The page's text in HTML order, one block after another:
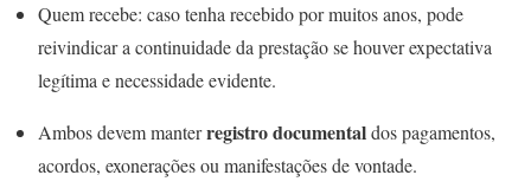
Quem recebe: caso tenha recebido por muitos anos, pode
reivindicar a continuidade da prestação se houver expectativa
legítima e necessidade evidente.
Ambos devem manterregistro documentaldos pagamentos,
acordos, exonerações ou manifestações de vontade.